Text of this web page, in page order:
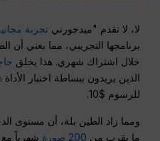
لا، لا تقدم "ميدجورنيتجربة
برنامجها التجريبي، مما يعني أن
خلال اشتراك شهري. هذا يخلق
الذين يريدون ببساطة اختبار الأداة
للرسوم $10.
ومما زاد الطين بلة، أن مستوى
ما يقرب من 200 صورة
شهرياً